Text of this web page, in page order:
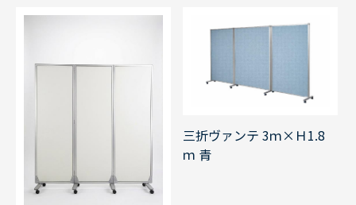
三折ヴァンテ 3ｍ×Ｈ1.8
ｍ 青